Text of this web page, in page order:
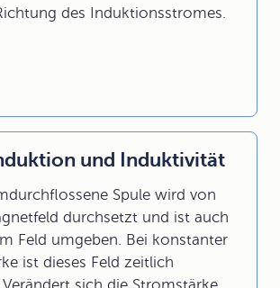
des Induktionsstromes.
und Induktivität
Spule wird von
durchsetzt und ist auch
Feld umgeben. Bei konstanter
ist dieses Feld zeitlich